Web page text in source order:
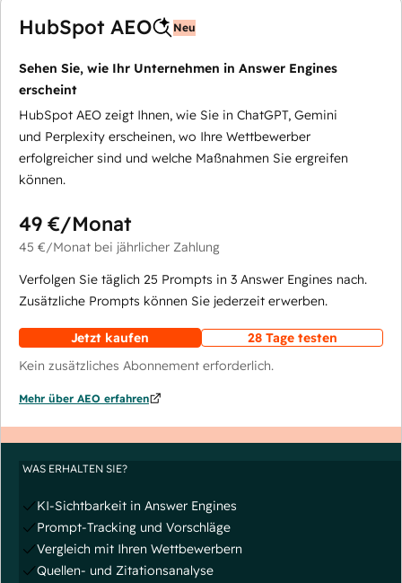
HubSpot AEO Neu
Sehen Sie, wie Ihr Unternehmen in Answer Engines
erscheint
HubSpot AEO zeigt Ihnen, wie Sie in ChatGPT, Gemini
und Perplexity erscheinen, wo Ihre Wettbewerber
erfolgreicher sind und welche Maßnahmen Sie ergreifen
können.
49 €/Monat
45 €/Monat bei jährlicher Zahlung
Verfolgen Sie täglich 25 Prompts in 3 Answer Engines nach.
Zusätzliche Prompts können Sie jederzeit erwerben.
Jetzt kaufen
28 Tage testen
Kein zusätzliches Abonnement erforderlich.
Mehr über AEO erfahren
WAS ERHALTEN SIE?
KI-Sichtbarkeit in Answer Engines
Prompt-Tracking und Vorschläge
Vergleich mit Ihren Wettbewerbern
Quellen- und Zitationsanalyse